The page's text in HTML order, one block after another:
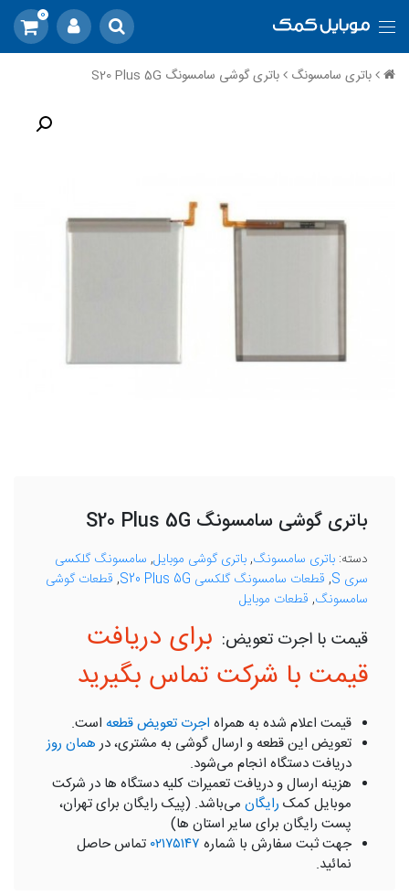
0
باتری سامسونگ باتری گوشی سامسونگ S20 Plus 5G
باتری گوشی سامسونگ S20 Plus 5G
دسته: باتری سامسونگ,باتری گوشی موبایل, سامسونگ گلکسی
سری S
, قطعات سامسونگ گلکسی S20 Plus 5G , قطعات گوشی
سامسونگ, قطعات موبایل
برای دریافت
قیمت با شرکت تماس بگیرید
قیمت اعلام شده به همراه اجرت تعویض قطعه است.
تعویض این قطعه و ارسال گوشی به مشتری، درهمان روز
دریافت دستگاه انجام می‌شود.
هزینه ارسال و دریافت تعمیرات کلیه دستگاه ها در شرکت
موبایل کمک رایگان می‌باشد. (پیک رایگان برای تهران،
پست رایگان برای سایر استان ها)
جهت ثبت سفارش با شماره ۰۲۱۷۵۱۴۷ تماس حاصل
نمائید.